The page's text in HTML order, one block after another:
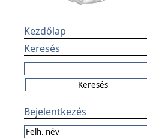
Kezdőlap
Keresés
Bejelentkezés